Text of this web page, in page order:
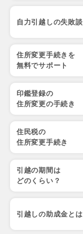
自力引越しの失敗談
住所変更手続きを
無料でサポート
印鑑登録の
住所変更の手続き
住民税の
住所変更手続き
引越の期間は
どのくらい？
引越しの助成金とは